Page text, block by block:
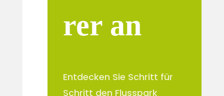
rer an
Entdecken Sie Schritt für
Schritt den Flusspark